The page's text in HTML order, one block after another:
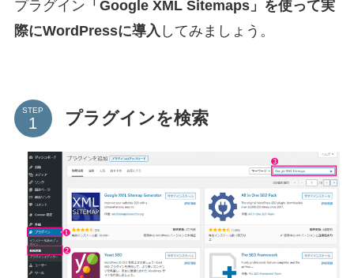
プラグイン 「Google XML Sitemaps」を使って実
際にWordPressに導入 してみましょう。
STEP プラグインを検索